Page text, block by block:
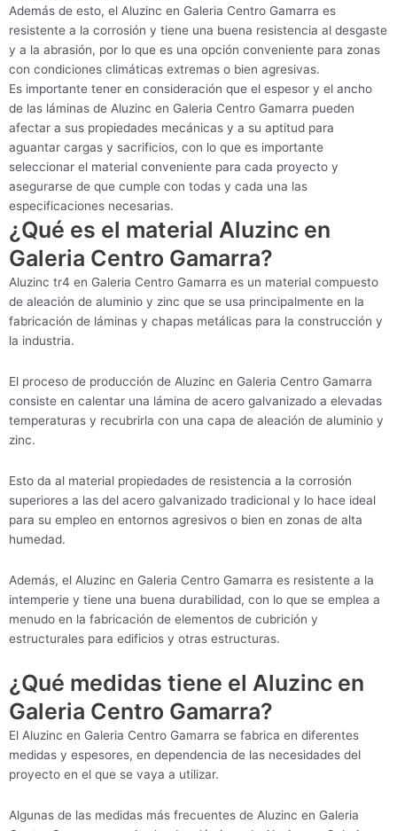
Además de esto, el Aluzinc en Galeria Centro Gamarra es
resistente a la corrosión y tiene una buena resistencia al desgaste
y a la abrasión, por lo que es una opción conveniente para zonas
con condiciones climáticas extremas o bien agresivas.
Es importante tener en consideración que el espesor y el ancho
de las láminas de Aluzinc en Galeria Centro Gamarra pueden
afectar a sus propiedades mecánicas y a su aptitud para
aguantar cargas y sacrificios, con lo que es importante
seleccionar el material conveniente para cada proyecto y
asegurarse de que cumple con todas y cada una las
especificaciones necesarias.
¿Qué es el material Aluzinc en
Galeria Centro Gamarra?
Aluzinc tr4 en Galeria Centro Gamarra es un material compuesto
de aleación de aluminio y zinc que se usa principalmente en la
fabricación de láminas y chapas metálicas para la construcción y
la industria.
El proceso de producción de Aluzinc en Galeria Centro Gamarra
consiste en calentar una lámina de acero galvanizado a elevadas
temperaturas y recubrirla con una capa de aleación de aluminio y
zinc.
Esto da al material propiedades de resistencia a la corrosión
superiores a las del acero galvanizado tradicional y lo hace ideal
para su empleo en entornos agresivos o bien en zonas de alta
humedad.
Además, el Aluzinc en Galeria Centro Gamarra es resistente a la
intemperie y tiene una buena durabilidad, con lo que se emplea a
menudo en la fabricación de elementos de cubrición y
estructurales para edificios y otras estructuras.
¿Qué medidas tiene el Aluzinc en
Galeria Centro Gamarra?
El Aluzinc en Galeria Centro Gamarra se fabrica en diferentes
medidas y espesores, en dependencia de las necesidades del
proyecto en el que se vaya a utilizar.
Algunas de las medidas más frecuentes de Aluzinc en Galeria